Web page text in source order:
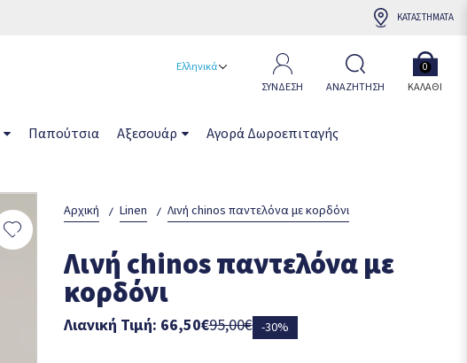
ΚΑΤΑΣΤΗΜΑΤΑ
Ελληνικά
ΣΥΝΔΕΣΗ
ΑΝΑΖΗΤΗΣΗ ΚΑΛΆΘΙ
0
Παπούτσια Αξεσουάρ Αγορά Δωροεπιταγής
Αρχική Linen Λινή chinos παντελόνα με κορδόνι
Λινή chinos παντελόνα με
κορδόνι
95,00€
Λιανική Τιμή: 66,50€ -30%